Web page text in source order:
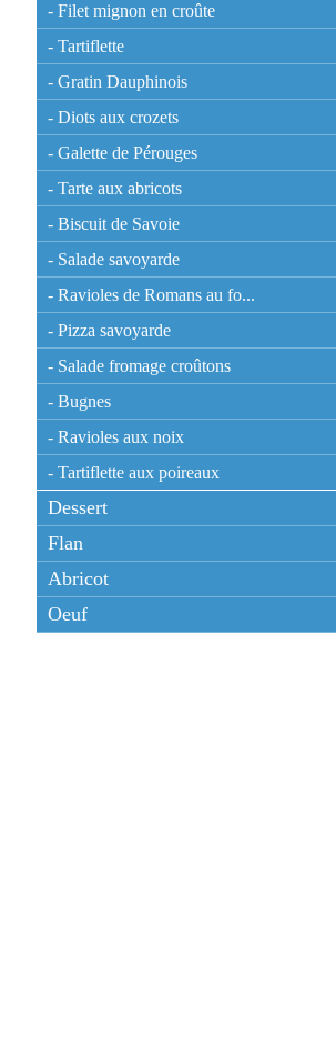
- Filet mignon en croûte
- Tartiflette
- Gratin Dauphinois
- Diots aux crozets
- Galette de Pérouges
- Tarte aux abricots
- Biscuit de Savoie
- Salade savoyarde
- Ravioles de Romans au fo...
- Pizza savoyarde
- Salade fromage croûtons
- Bugnes
- Ravioles aux noix
- Tartiflette aux poireaux
Dessert
Flan
Abricot
Oeuf